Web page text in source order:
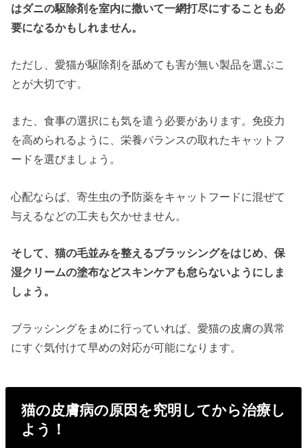
はダニの駆除剤を室内に撒いて一網打尽にすることも必
要になるかもしれません。
ただし、愛猫が駆除剤を舐めても害が無い製品を選ぶこ
とが大切です。
また、食事の選択にも気を遣う必要があります。免疫力
を高められるように、栄養バランスの取れたキャットフ
ードを選びましょう。
心配ならば、寄生虫の予防薬をキャットフードに混ぜて
与えるなどの工夫も欠かせません。
そして、猫の毛並みを整えるブラッシングをはじめ、保
湿クリームの塗布などスキンケアも怠らないようにしま
しょう。
ブラッシングをまめに行っていれば、愛猫の皮膚の異常
にすぐ気付けて早めの対応が可能になります。
猫の皮膚病の原因を究明してから治療し
よう！